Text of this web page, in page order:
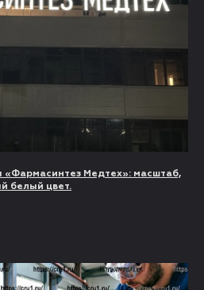
«Фармасинтез Медтех»: масштаб,
белый цвет.